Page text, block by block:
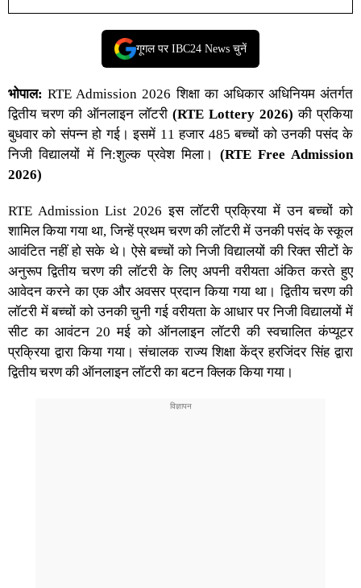
गूगल पर IBC24 News चुनें
भोपाल: RTE Admission 2026 शिक्षा का अधिकार अधिनियम अंतर्गत
द्वितीय चरण की ऑनलाइन लॉटरी (RTE Lottery 2026) की प्रकिया
बुधवार को संपन्न हो गई। इसमें 11 हजार 485 बच्‍चों को उनकी पसंद के
निजी विद्यालयों में नि:शुल्‍क प्रवेश मिला। (RTE Free Admission
2026)
RTE Admission List 2026 इस लॉटरी प्रक्रिया में उन बच्‍चों को
शामिल किया गया था, जिन्‍हें प्रथम चरण की लॉटरी में उनकी पसंद के स्‍कूल
आवंटित नहीं हो सके थे। ऐसे बच्‍चों को निजी विद्यालयों की रिक्‍त सीटों के
अनुरूप द्वितीय चरण की लॉटरी के लिए अपनी वरीयता अंकित करते हुए
आवेदन करने का एक और अवसर प्रदान किया गया था। द्वितीय चरण की
लॉटरी में बच्‍चों को उनकी चुनी गई वरीयता के आधार पर निजी विद्यालयों में
सीट का आवंटन 20 मई को ऑनलाइन लॉटरी की स्वचालित कंप्यूटर
प्रक्रिया द्वारा किया गया। संचालक राज्‍य शिक्षा केंद्र हरजिंदर सिंह द्वारा
द्वितीय चरण की ऑनलाइन लॉटरी का बटन क्लिक किया गया।